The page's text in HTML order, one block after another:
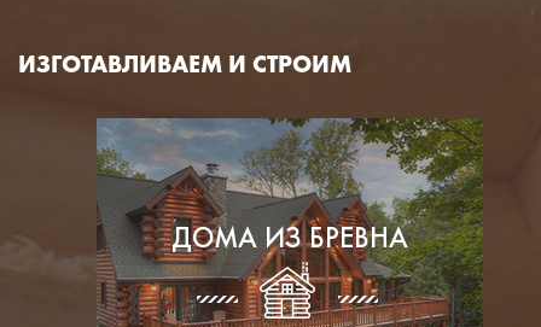
ИЗГОТАВЛИВАЕМ И СТРОИМ
ДОМА ИЗ БРЕВНА